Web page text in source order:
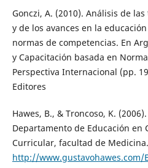
Gonczi, A. (2010). Análisis de
y de los avances en la
normas de competencias. En
y Capacitación basada en
Perspectiva Internacional (pp.
Editores
Hawes, B., & Troncoso, K.
Departamento de Educación en
Curricular, facultad de
http://www.gustavohawes.com/